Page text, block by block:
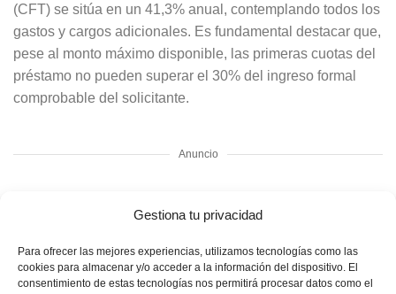
Gestiona tu privacidad
Para ofrecer las mejores experiencias, utilizamos tecnologías como las
cookies para almacenar y/o acceder a la información del dispositivo. El
consentimiento de estas tecnologías nos permitirá procesar datos como el
(CFT) se sitúa en un 41,3% anual, contemplando todos los
gastos y cargos adicionales. Es fundamental destacar que,
pese al monto máximo disponible, las primeras cuotas del
préstamo no pueden superar el 30% del ingreso formal
comprobable del solicitante.
Anuncio
Leer más artículos relacionados:
Tu estilo de vida, optimizado: gana viajes y cashback
con cada compra